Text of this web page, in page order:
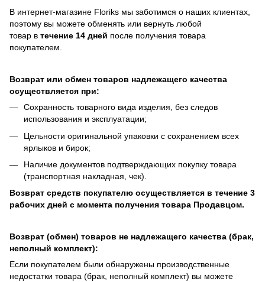
В интернет-магазине Floriks мы заботимся о наших клиентах,
поэтому вы можете обменять или вернуть любой
товар в течение 14 дней после получения товара
покупателем.
Возврат или обмен товаров надлежащего качества
осуществляется при:
Сохранность товарного вида изделия, без следов
использования и эксплуатации;
Цельности оригинальной упаковки с сохранением всех
ярлыков и бирок;
Наличие документов подтверждающих покупку товара
(транспортная накладная, чек).
Возврат средств покупателю осуществляется в течение 3
рабочих дней с момента получения товара Продавцом.
Возврат (обмен) товаров не надлежащего качества (брак,
неполный комплект):
Если покупателем были обнаружены производственные
недостатки товара (брак, неполный комплект) вы можете